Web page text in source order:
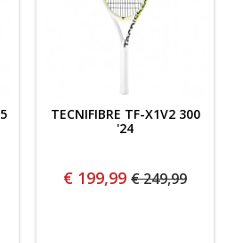
TECNIFIBRE TF-X1V2 300
'24
€ 199,99 € 249,99